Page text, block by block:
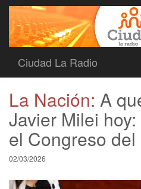
Ciudad La Radio
La Nación: A
Javier Milei
el Congreso del
02/03/2026